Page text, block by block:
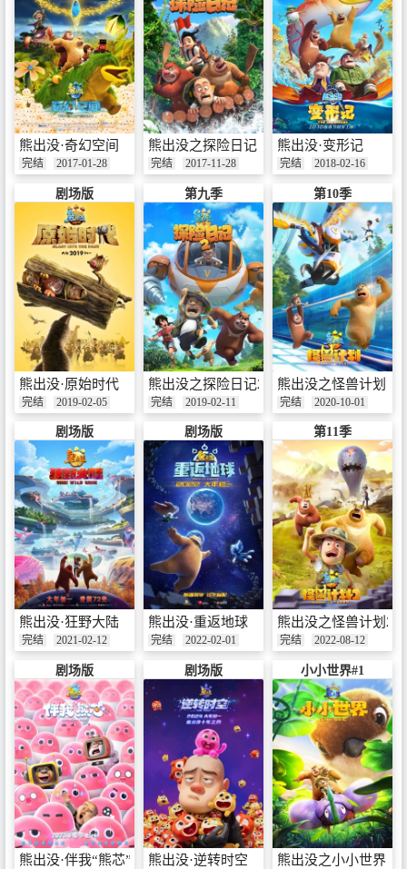
熊出没·奇幻空间
完结 2017-01-28
熊出没之探险日记
完结 2017-11-28
熊出没·变形记
完结 2018-02-16
剧场版
熊出没·原始时代
完结 2019-02-05
第九季
熊出没之探险日记2
完结 2019-02-11
第10季
熊出没之怪兽计划
完结 2020-10-01
剧场版
熊出没·狂野大陆
完结 2021-02-12
剧场版
熊出没·重返地球
完结 2022-02-01
第11季
熊出没之怪兽计划2
完结 2022-08-12
剧场版
熊出没·伴我“熊芯”
剧场版
熊出没·逆转时空
小小世界#1
熊出没之小小世界